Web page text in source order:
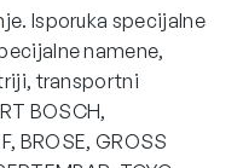
Isporuka specijalne
namene,
transportni
BOSCH,
BROSE, GROSS